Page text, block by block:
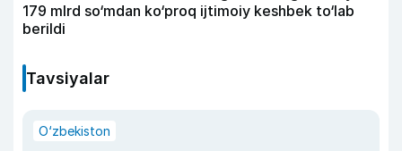
179 mlrd so‘mdan ko‘proq ijtimoiy keshbek to‘lab
berildi
Tavsiyalar
O‘zbekiston